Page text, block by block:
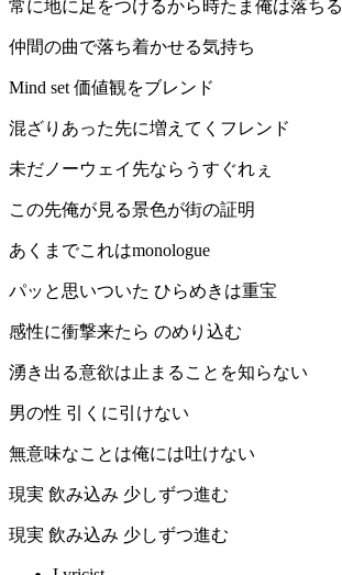
常に地に足をつけるから時たま俺は落ちる
仲間の曲で落ち着かせる気持ち
Mind set 価値観をブレンド
混ざりあった先に増えてくフレンド
未だノーウェイ先ならうすぐれぇ
この先俺が見る景色が街の証明
あくまでこれはmonologue
パッと思いついた ひらめきは重宝
感性に衝撃来たら のめり込む
湧き出る意欲は止まることを知らない
男の性 引くに引けない
無意味なことは俺には吐けない
現実 飲み込み 少しずつ進む
現実 飲み込み 少しずつ進む